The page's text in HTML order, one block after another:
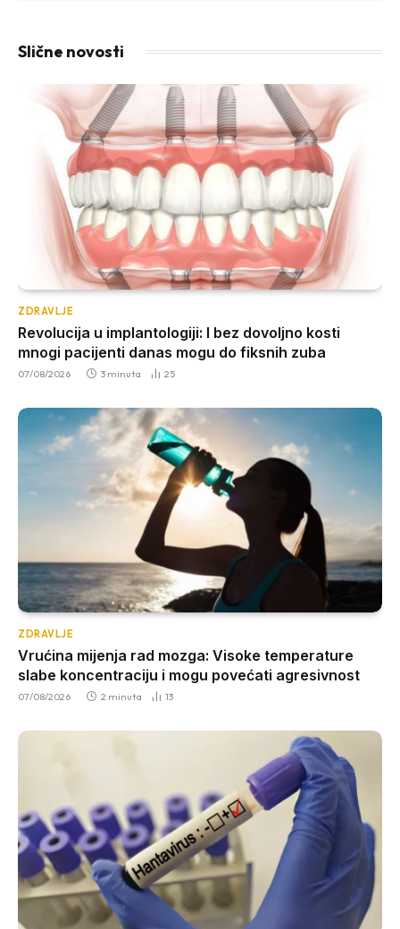
Slične novosti
ZDRAVLJE
Revolucija u implantologiji: I bez dovoljno kosti
mnogi pacijenti danas mogu do fiksnih zuba
07/08/2026 3 minuta 25
ZDRAVLJE
Vrućina mijenja rad mozga: Visoke temperature
slabe koncentraciju i mogu povećati agresivnost
07/08/2026 2 minuta 13